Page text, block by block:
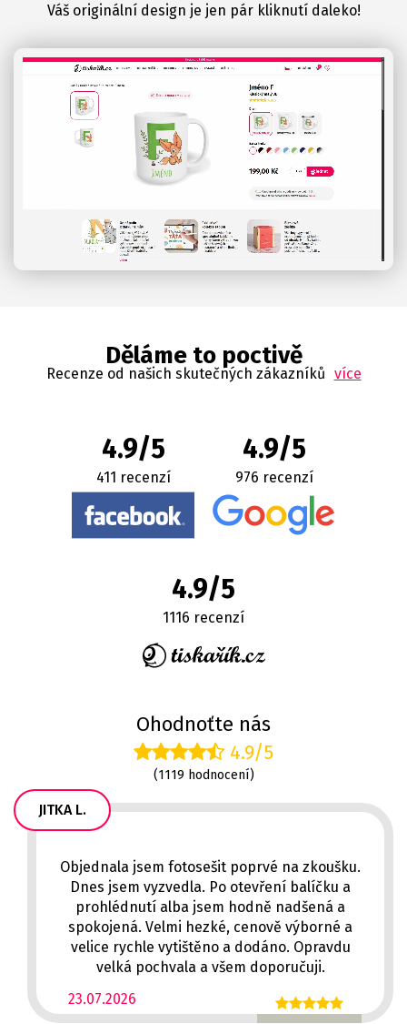
Váš originální design je jen pár kliknutí daleko!
Děláme to poctivě
Recenze od našich skutečných zákazníků více
4.9/5
411 recenzí
4.9/5
976 recenzí
4.9/5
1116 recenzí
Ohodnoťte nás
4.9/5
(1119 hodnocení)
JITKA L.
23.07.2026
Objednala jsem fotosešit poprvé na zkoušku.
Dnes jsem vyzvedla. Po otevření balíčku a
prohlédnutí alba jsem hodně nadšená a
spokojená. Velmi hezké, cenově výborné a
velice rychle vytištěno a dodáno. Opravdu
velká pochvala a všem doporučuji.